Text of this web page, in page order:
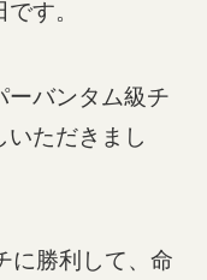
す。
ーバンタム級チ
いただきまし
に勝利して、命